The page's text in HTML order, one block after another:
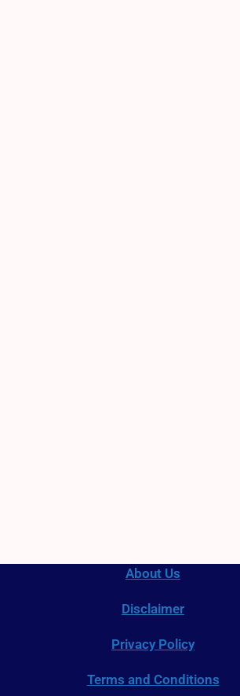
About Us
Disclaimer
Privacy Policy
Terms and Conditions